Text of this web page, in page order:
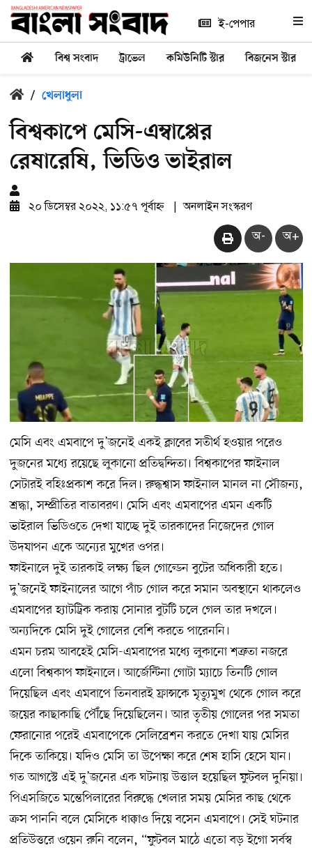
ই-পেপার
বিশ্ব সংবাদ ট্রাভেল কমিউনিটি স্টার বিজনেস স্টার
/ খেলাধুলা
বিশ্বকাপে মেসি-এম্বাপ্পের
রেষারেষি, ভিডিও ভাইরাল
২০ ডিসেম্বর ২০২২, ১১:৫৭ পূর্বাহ্ন অনলাইন সংস্করণ
অ- অ+
মেসি এবং এমবাপে দু’জনেই একই ক্লাবের সতীর্থ হওয়ার পরেও
দুজনের মধ্যে রয়েছে লুকানো প্রতিদ্বন্দিতা। বিশ্বকাপের ফাইনাল
সেটারই বহিঃপ্রকাশ করে দিল। রুদ্ধশ্বাস ফাইনাল মানল না সৌজন্য,
শ্রদ্ধা, সম্প্রীতির বাতাবরণ। মেসি এবং এমবাপের এমন একটি
ভাইরাল ভিডিওতে দেখা যাচ্ছে দুই তারকাদের নিজেদের গোল
উদযাপন একে অন্যের মুখের ওপর।
ফাইনালে দুই তারকাই লক্ষ্য ছিল গোল্ডেন বুটের অধিকারী হতে।
দু’জনেই ফাইনালের আগে পাঁচ গোল করে সমান অবস্থানে থাকলেও
এমবাপের হ্যাটট্রিক করায় সোনার বুটটি চলে গেল তার দখলে।
অন্যদিকে মেসি দুই গোলের বেশি করতে পারেননি।
এমন চরম আবহেই মেসি-এমবাপের মধ্যে লুকানো শত্রুতা নজরে
এলো বিশ্বকাপ ফাইনালে। আর্জেন্টিনা গোটা ম্যাচে তিনটি গোল
দিয়েছিল এবং এমবাপে তিনবারই ফ্রান্সকে মৃত্যুমুখ থেকে গোল করে
জয়ের কাছাকাছি পৌঁছে দিয়েছিলেন। আর তৃতীয় গোলের পর সমতা
ফেরানোর পরেই এমবাপেকে সেলিব্রেশন করতে দেখা যায় মেসির
দিকে তাকিয়ে। যদিও মেসি তা উপেক্ষা করে শেষ হাসি হেসে যান।
গত আগস্টে এই দু’জনের এক ঘটনায় উত্তাল হয়েছিল ফুটবল দুনিয়া।
পিএসজিতে মন্তেপিলারের বিরুদ্ধে খেলার সময় মেসির কাছ থেকে
ক্রস পাননি বলে মেসিকে ধাক্কাও দিয়ে বসেন এমবাপে। সেই ঘটনার
প্রতিউত্তরে ওয়েন রুনি বলেন, “ফুটবল মাঠে এতো বড় ইগো সর্বস্ব